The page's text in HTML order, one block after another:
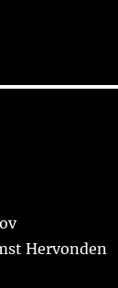
Hervonden